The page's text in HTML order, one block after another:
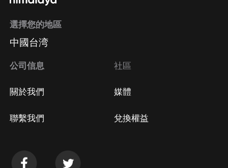
選擇您的地區
中國台湾
公司信息
關於我們
聯繫我們
社區
媒體
兌換權益